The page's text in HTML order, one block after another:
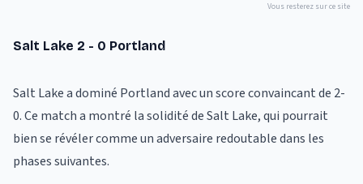
Vous resterez sur ce site
Salt Lake 2 - 0 Portland
Salt Lake a dominé Portland avec un score convaincant de 2-
0. Ce match a montré la solidité de Salt Lake, qui pourrait
bien se révéler comme un adversaire redoutable dans les
phases suivantes.